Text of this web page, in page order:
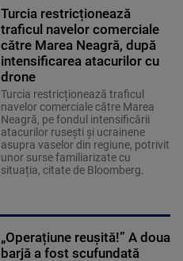
Turcia restricționează
traficul navelor comerciale
către Marea Neagră, după
intensificarea atacurilor cu
drone
Turcia restricționează traficul
navelor comerciale către Marea
Neagră, pe fondul intensificării
atacurilor rusești și ucrainene
asupra vaselor din regiune, potrivit
unor surse familiarizate cu
situația, citate de Bloomberg.
„Operațiune reușită!” A doua
barjă a fost scufundată